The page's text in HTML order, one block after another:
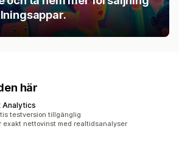
här
Analytics
totalt
testversion tillgänglig
exakt nettovinst med realtidsanalyser